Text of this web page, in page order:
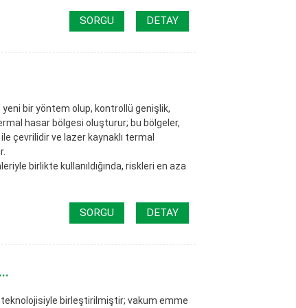
SORGU DETAY
bir yöntem olup, kontrollü genişlik,
hasar bölgesi oluşturur; bu bölgeler,
çevrilidir ve lazer kaynaklı termal
birlikte kullanıldığında, riskleri en aza
SORGU DETAY
teknolojisiyle birleştirilmiştir; vakum emme